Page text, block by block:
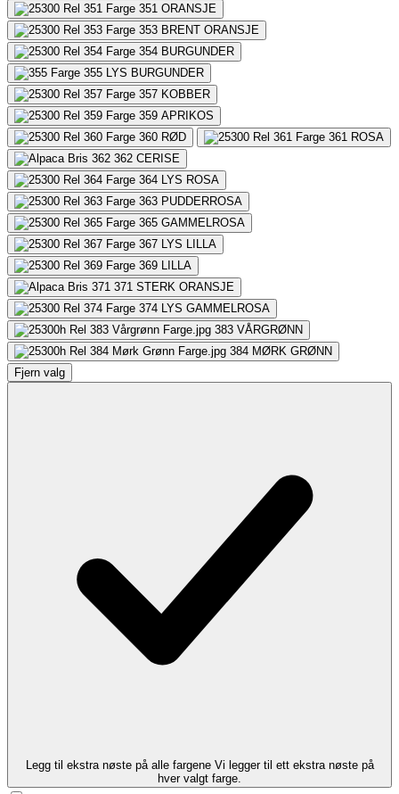
351 ORANSJE
353 BRENT ORANSJE
354 BURGUNDER
355 LYS BURGUNDER
357 KOBBER
359 APRIKOS
360 RØD 361 ROSA
362 CERISE
364 LYS ROSA
363 PUDDERROSA
365 GAMMELROSA
367 LYS LILLA
369 LILLA
371 STERK ORANSJE
374 LYS GAMMELROSA
383 VÅRGRØNN
384 MØRK GRØNN
Fjern valg
Legg til ekstra nøste på alle fargene Vi legger til ett ekstra nøste på
hver valgt farge.